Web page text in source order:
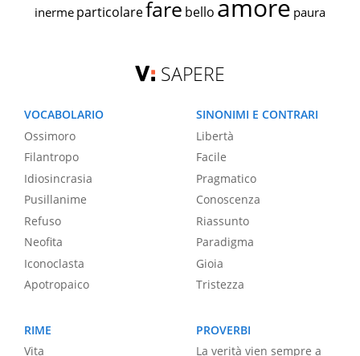
inerme particolarefare bello amore paura
SAPERE
VOCABOLARIO
Ossimoro
Filantropo
Idiosincrasia
Pusillanime
Refuso
Neofita
Iconoclasta
Apotropaico
SINONIMI E CONTRARI
Libertà
Facile
Pragmatico
Conoscenza
Riassunto
Paradigma
Gioia
Tristezza
RIME
Vita
PROVERBI
La verità vien sempre a